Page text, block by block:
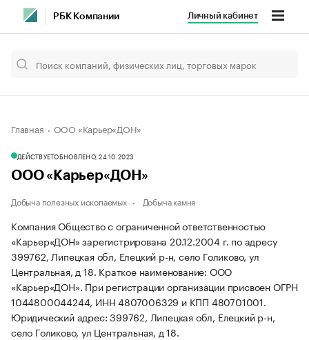
РБК Компании Личный кабинет
Главная ООО «Карьер«ДОН»
ДЕЙСТВУЕТОБНОВЛЕНО, 24.10.2023
ООО «Карьер«ДОН»
Добыча полезных ископаемых Добыча камня
Компания Общество с ограниченной ответственностью
«Карьер«ДОН» зарегистрирована 20.12.2004 г. по адресу
399762, Липецкая обл, Елецкий р-н, село Голиково, ул
Центральная, д 18. Краткое наименование: ООО
«Карьер«ДОН». При регистрации организации присвоен ОГРН
1044800044244, ИНН 4807006329 и КПП 480701001.
Юридический адрес: 399762, Липецкая обл, Елецкий р-н,
село Голиково, ул Центральная, д 18.